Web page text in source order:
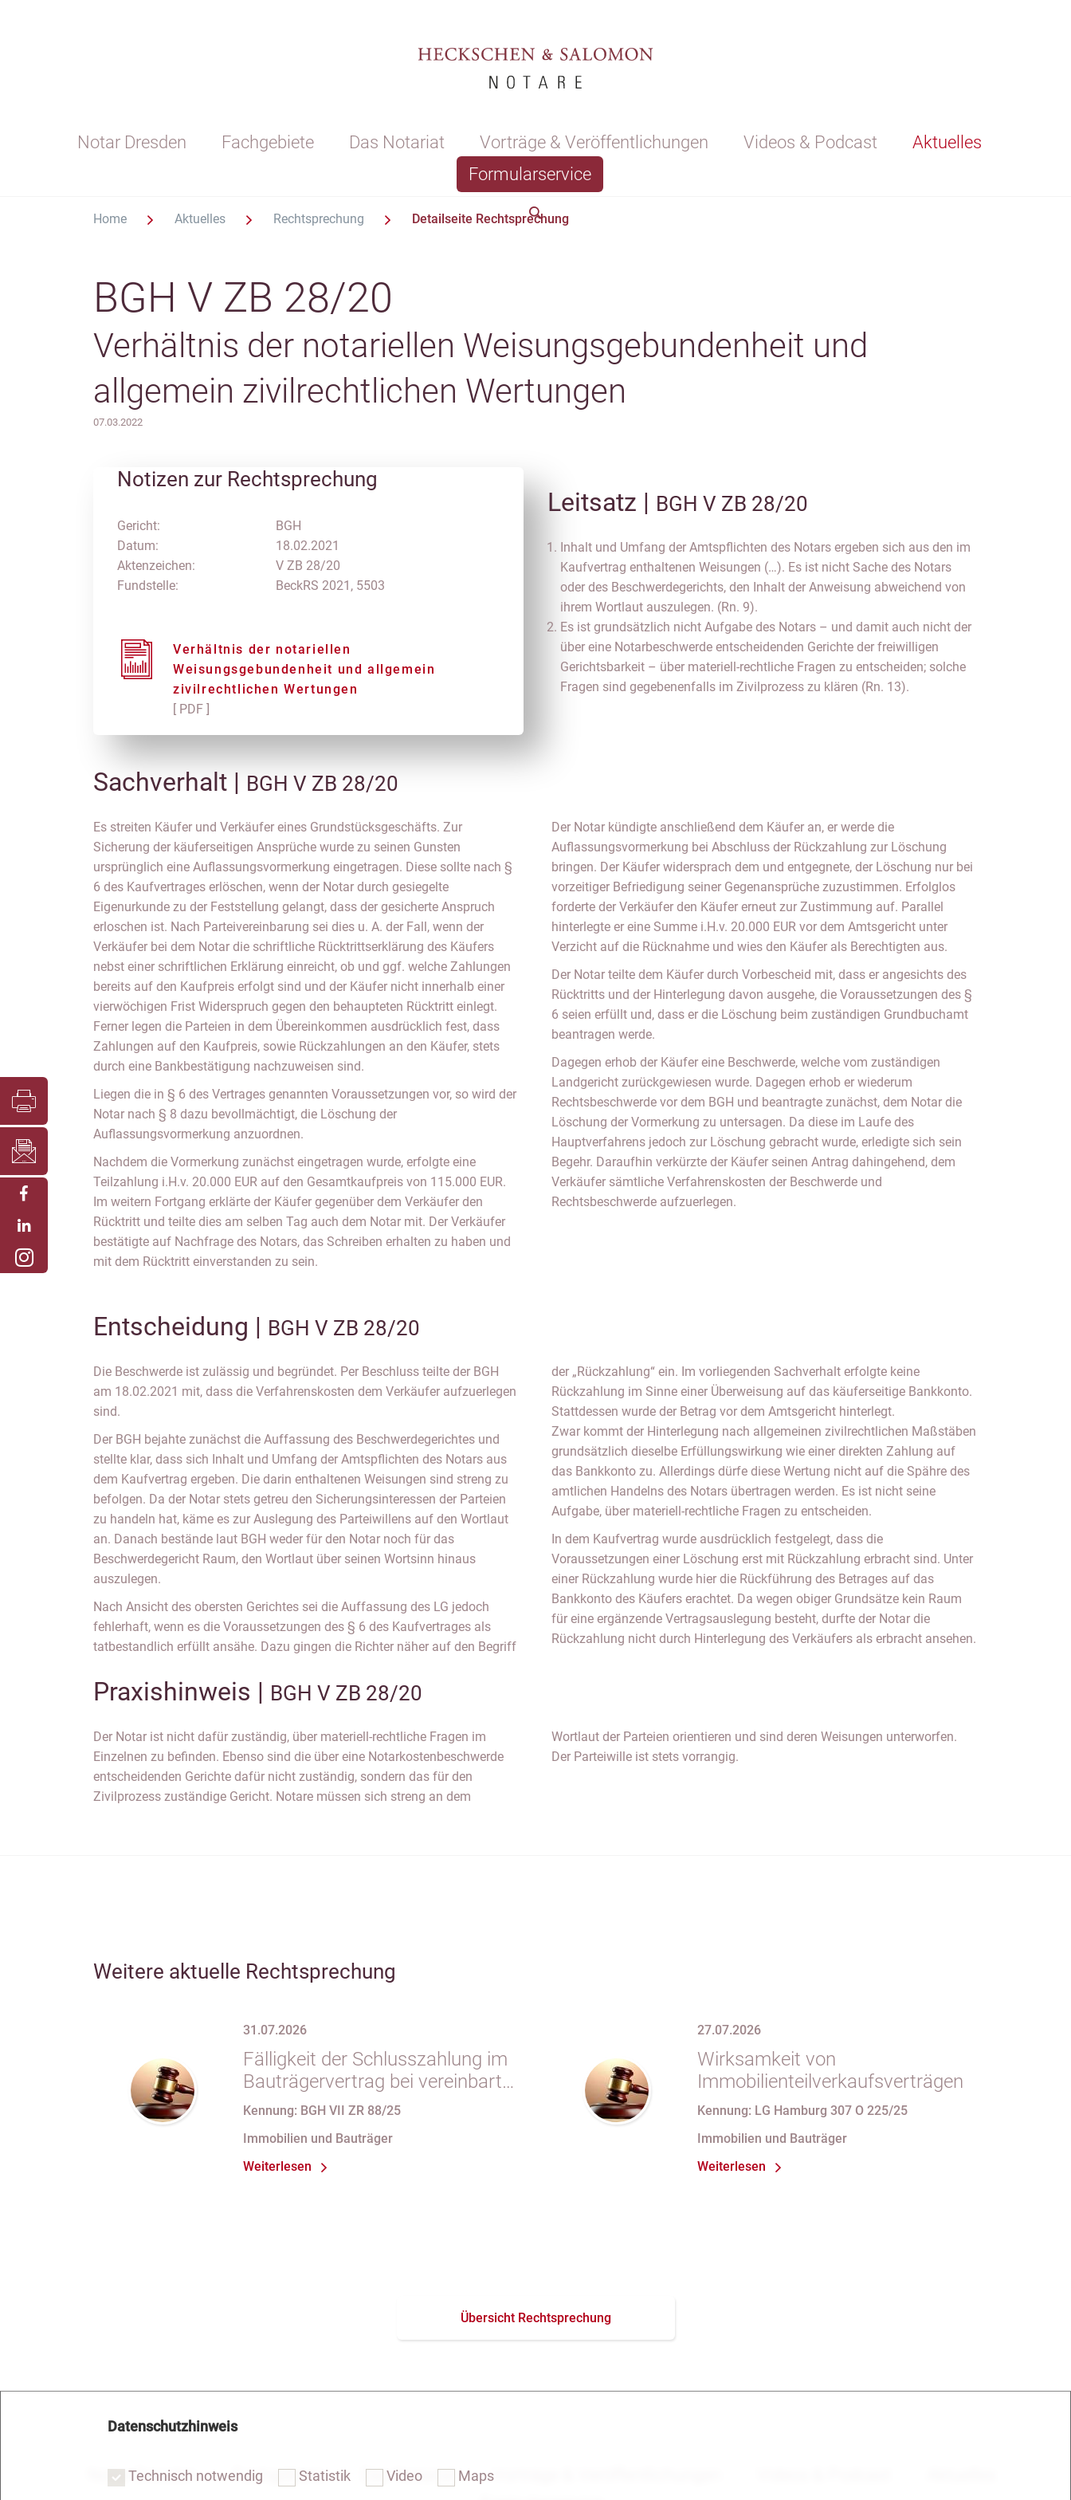
Notar Dresden Fachgebiete Das Notariat Vorträge & Veröffentlichungen Videos & Podcast
Aktuelles
Formularservice
Home Aktuelles Rechtsprechung Detailseite Rechtsprechung
BGH V ZB 28/20
Verhältnis der notariellen Weisungsgebundenheit und
allgemein zivilrechtlichen Wertungen
07.03.2022
Notizen zur Rechtsprechung
Gericht:
Datum:
Aktenzeichen:
Fundstelle:
BGH
18.02.2021
V ZB 28/20
BeckRS 2021, 5503
Verhältnis der notariellen
Weisungsgebundenheit und allgemein
zivilrechtlichen Wertungen
[ PDF ]
Leitsatz | BGH V ZB 28/20
Inhalt und Umfang der Amtspflichten des Notars ergeben sich aus den im
Kaufvertrag enthaltenen Weisungen (…). Es ist nicht Sache des Notars
oder des Beschwerdegerichts, den Inhalt der Anweisung abweichend von
ihrem Wortlaut auszulegen. (Rn. 9).
Es ist grundsätzlich nicht Aufgabe des Notars – und damit auch nicht der
über eine Notarbeschwerde entscheidenden Gerichte der freiwilligen
Gerichtsbarkeit – über materiell-rechtliche Fragen zu entscheiden; solche
Fragen sind gegebenenfalls im Zivilprozess zu klären (Rn. 13).
Sachverhalt | BGH V ZB 28/20
Es streiten Käufer und Verkäufer eines Grundstücksgeschäfts. Zur
Sicherung der käuferseitigen Ansprüche wurde zu seinen Gunsten
ursprünglich eine Auflassungsvormerkung eingetragen. Diese sollte nach §
6 des Kaufvertrages erlöschen, wenn der Notar durch gesiegelte
Eigenurkunde zu der Feststellung gelangt, dass der gesicherte Anspruch
erloschen ist. Nach Parteivereinbarung sei dies u. A. der Fall, wenn der
Verkäufer bei dem Notar die schriftliche Rücktrittserklärung des Käufers
nebst einer schriftlichen Erklärung einreicht, ob und ggf. welche Zahlungen
bereits auf den Kaufpreis erfolgt sind und der Käufer nicht innerhalb einer
vierwöchigen Frist Widerspruch gegen den behaupteten Rücktritt einlegt.
Ferner legen die Parteien in dem Übereinkommen ausdrücklich fest, dass
Zahlungen auf den Kaufpreis, sowie Rückzahlungen an den Käufer, stets
durch eine Bankbestätigung nachzuweisen sind.
Liegen die in § 6 des Vertrages genannten Voraussetzungen vor, so wird der
Notar nach § 8 dazu bevollmächtigt, die Löschung der
Auflassungsvormerkung anzuordnen.
Nachdem die Vormerkung zunächst eingetragen wurde, erfolgte eine
Teilzahlung i.H.v. 20.000 EUR auf den Gesamtkaufpreis von 115.000 EUR.
Im weitern Fortgang erklärte der Käufer gegenüber dem Verkäufer den
Rücktritt und teilte dies am selben Tag auch dem Notar mit. Der Verkäufer
bestätigte auf Nachfrage des Notars, das Schreiben erhalten zu haben und
mit dem Rücktritt einverstanden zu sein.
Der Notar kündigte anschließend dem Käufer an, er werde die
Auflassungsvormerkung bei Abschluss der Rückzahlung zur Löschung
bringen. Der Käufer widersprach dem und entgegnete, der Löschung nur bei
vorzeitiger Befriedigung seiner Gegenansprüche zuzustimmen. Erfolglos
forderte der Verkäufer den Käufer erneut zur Zustimmung auf. Parallel
hinterlegte er eine Summe i.H.v. 20.000 EUR vor dem Amtsgericht unter
Verzicht auf die Rücknahme und wies den Käufer als Berechtigten aus.
Der Notar teilte dem Käufer durch Vorbescheid mit, dass er angesichts des
Rücktritts und der Hinterlegung davon ausgehe, die Voraussetzungen des §
6 seien erfüllt und, dass er die Löschung beim zuständigen Grundbuchamt
beantragen werde.
Dagegen erhob der Käufer eine Beschwerde, welche vom zuständigen
Landgericht zurückgewiesen wurde. Dagegen erhob er wiederum
Rechtsbeschwerde vor dem BGH und beantragte zunächst, dem Notar die
Löschung der Vormerkung zu untersagen. Da diese im Laufe des
Hauptverfahrens jedoch zur Löschung gebracht wurde, erledigte sich sein
Begehr. Daraufhin verkürzte der Käufer seinen Antrag dahingehend, dem
Verkäufer sämtliche Verfahrenskosten der Beschwerde und
Rechtsbeschwerde aufzuerlegen.
Entscheidung | BGH V ZB 28/20
Die Beschwerde ist zulässig und begründet. Per Beschluss teilte der BGH
am 18.02.2021 mit, dass die Verfahrenskosten dem Verkäufer aufzuerlegen
sind.
Der BGH bejahte zunächst die Auffassung des Beschwerdegerichtes und
stellte klar, dass sich Inhalt und Umfang der Amtspflichten des Notars aus
dem Kaufvertrag ergeben. Die darin enthaltenen Weisungen sind streng zu
befolgen. Da der Notar stets getreu den Sicherungsinteressen der Parteien
zu handeln hat, käme es zur Auslegung des Parteiwillens auf den Wortlaut
an. Danach bestände laut BGH weder für den Notar noch für das
Beschwerdegericht Raum, den Wortlaut über seinen Wortsinn hinaus
auszulegen.
Nach Ansicht des obersten Gerichtes sei die Auffassung des LG jedoch
fehlerhaft, wenn es die Voraussetzungen des § 6 des Kaufvertrages als
tatbestandlich erfüllt ansähe. Dazu gingen die Richter näher auf den Begriff
der „Rückzahlung“ ein. Im vorliegenden Sachverhalt erfolgte keine
Rückzahlung im Sinne einer Überweisung auf das käuferseitige Bankkonto.
Stattdessen wurde der Betrag vor dem Amtsgericht hinterlegt.
Zwar kommt der Hinterlegung nach allgemeinen zivilrechtlichen Maßstäben
grundsätzlich dieselbe Erfüllungswirkung wie einer direkten Zahlung auf
das Bankkonto zu. Allerdings dürfe diese Wertung nicht auf die Spähre des
amtlichen Handelns des Notars übertragen werden. Es ist nicht seine
Aufgabe, über materiell-rechtliche Fragen zu entscheiden.
In dem Kaufvertrag wurde ausdrücklich festgelegt, dass die
Voraussetzungen einer Löschung erst mit Rückzahlung erbracht sind. Unter
einer Rückzahlung wurde hier die Rückführung des Betrages auf das
Bankkonto des Käufers erachtet. Da wegen obiger Grundsätze kein Raum
für eine ergänzende Vertragsauslegung besteht, durfte der Notar die
Rückzahlung nicht durch Hinterlegung des Verkäufers als erbracht ansehen.
Praxishinweis | BGH V ZB 28/20
Der Notar ist nicht dafür zuständig, über materiell-rechtliche Fragen im
Einzelnen zu befinden. Ebenso sind die über eine Notarkostenbeschwerde
entscheidenden Gerichte dafür nicht zuständig, sondern das für den
Zivilprozess zuständige Gericht. Notare müssen sich streng an dem
Wortlaut der Parteien orientieren und sind deren Weisungen unterworfen.
Der Parteiwille ist stets vorrangig.
Weitere aktuelle Rechtsprechung
31.07.2026
Fälligkeit der Schlusszahlung im
Bauträgervertrag bei vereinbarter
Zahlung „nach vollständiger
Abnahmeprotokoll festgehaltener
Mängel am Sondereigentum
Kennung: BGH VII ZR 88/25
Immobilien und Bauträger
Weiterlesen
27.07.2026
Wirksamkeit von
Immobilienteilverkaufsverträgen
Kennung: LG Hamburg 307 O 225/25
Immobilien und Bauträger
Weiterlesen
Übersicht Rechtsprechung
Notar Dresden Fachgebiete Das Notariat Vorträge & Veröffentlichungen
Datenschutzhinweis
Technisch notwendig Statistik Video Maps